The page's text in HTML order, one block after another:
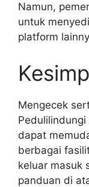
Namun,
untuk
platform
Mengecek
dapat
berbagai
keluar masuk
panduan di